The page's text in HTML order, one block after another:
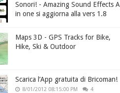
Sonori! - Amazing Sound Effects All
in one si aggiorna alla vers 1.8
Maps 3D - GPS Tracks for Bike,
Hike, Ski & Outdoor
Scarica l’App gratuita di Bricoman!
8/01/2012 08:15:00 PM 4